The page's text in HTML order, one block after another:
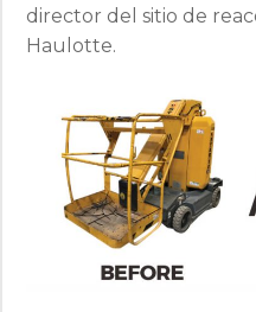
director del sitio de
Haulotte.